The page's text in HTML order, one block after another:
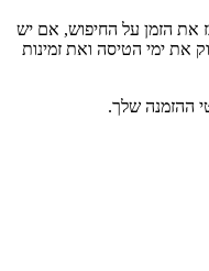
לרנקה וטיסות עם עצירות בין 750 חברות תעופה וסוכנויות. למה לבזבז את הזמן על החיפוש, אם יש
את ימי הטיסה ואת זמינות
ההזמנה שלך.